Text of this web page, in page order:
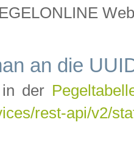
an die
der
rest-api/v2/